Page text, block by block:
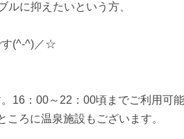
ルに抑えたいという方、
す(^-^)／☆
16：00～22：00頃までご利用可
ころに温泉施設もございます。